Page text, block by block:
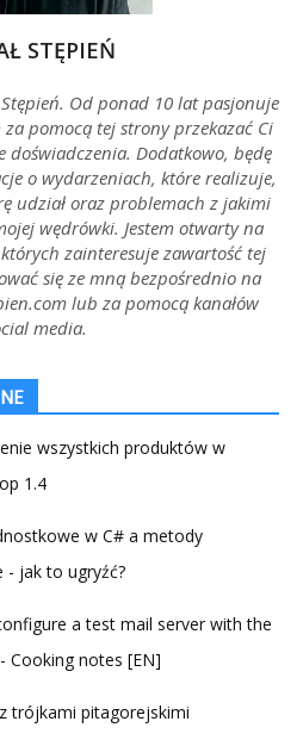
STĘPIEŃ
Stępień. Od ponad 10 lat pasjonuje
za pomocą tej strony przekazać Ci
doświadczenia. Dodatkowo, będę
o wydarzeniach, które realizuje,
udział oraz problemach z jakimi
wędrówki. Jestem otwarty na
zainteresuje zawartość tej
się ze mną bezpośrednio na
lub za pomocą kanałów
media.
wszystkich produktów w
1.4
w C# a metody
- jak to ugryźć?
a test mail server with the
Cooking notes [EN]
trójkami pitagorejskimi